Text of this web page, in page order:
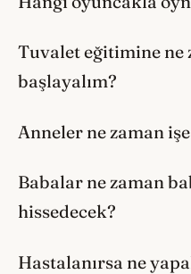
Tuvalet eğitimine ne
başlayalım?
Anneler ne zaman
Babalar ne zaman
hissedecek?
Hastalanırsa ne